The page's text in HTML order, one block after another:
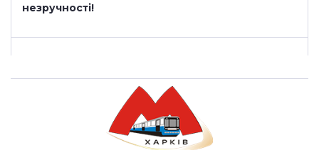
незручності!